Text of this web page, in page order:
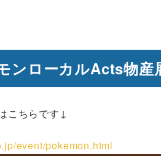
ンローカルActs物産
こちらです↓
event/pokemon.html